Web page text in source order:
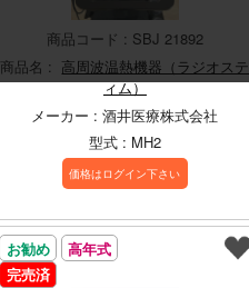
商品コード : SBJ 21892
商品名 : 高周波温熱機器（ラジオステ
ィム）
メーカー : 酒井医療株式会社
型式 : MH2
価格はログイン下さい
お勧め
高年式
完売済